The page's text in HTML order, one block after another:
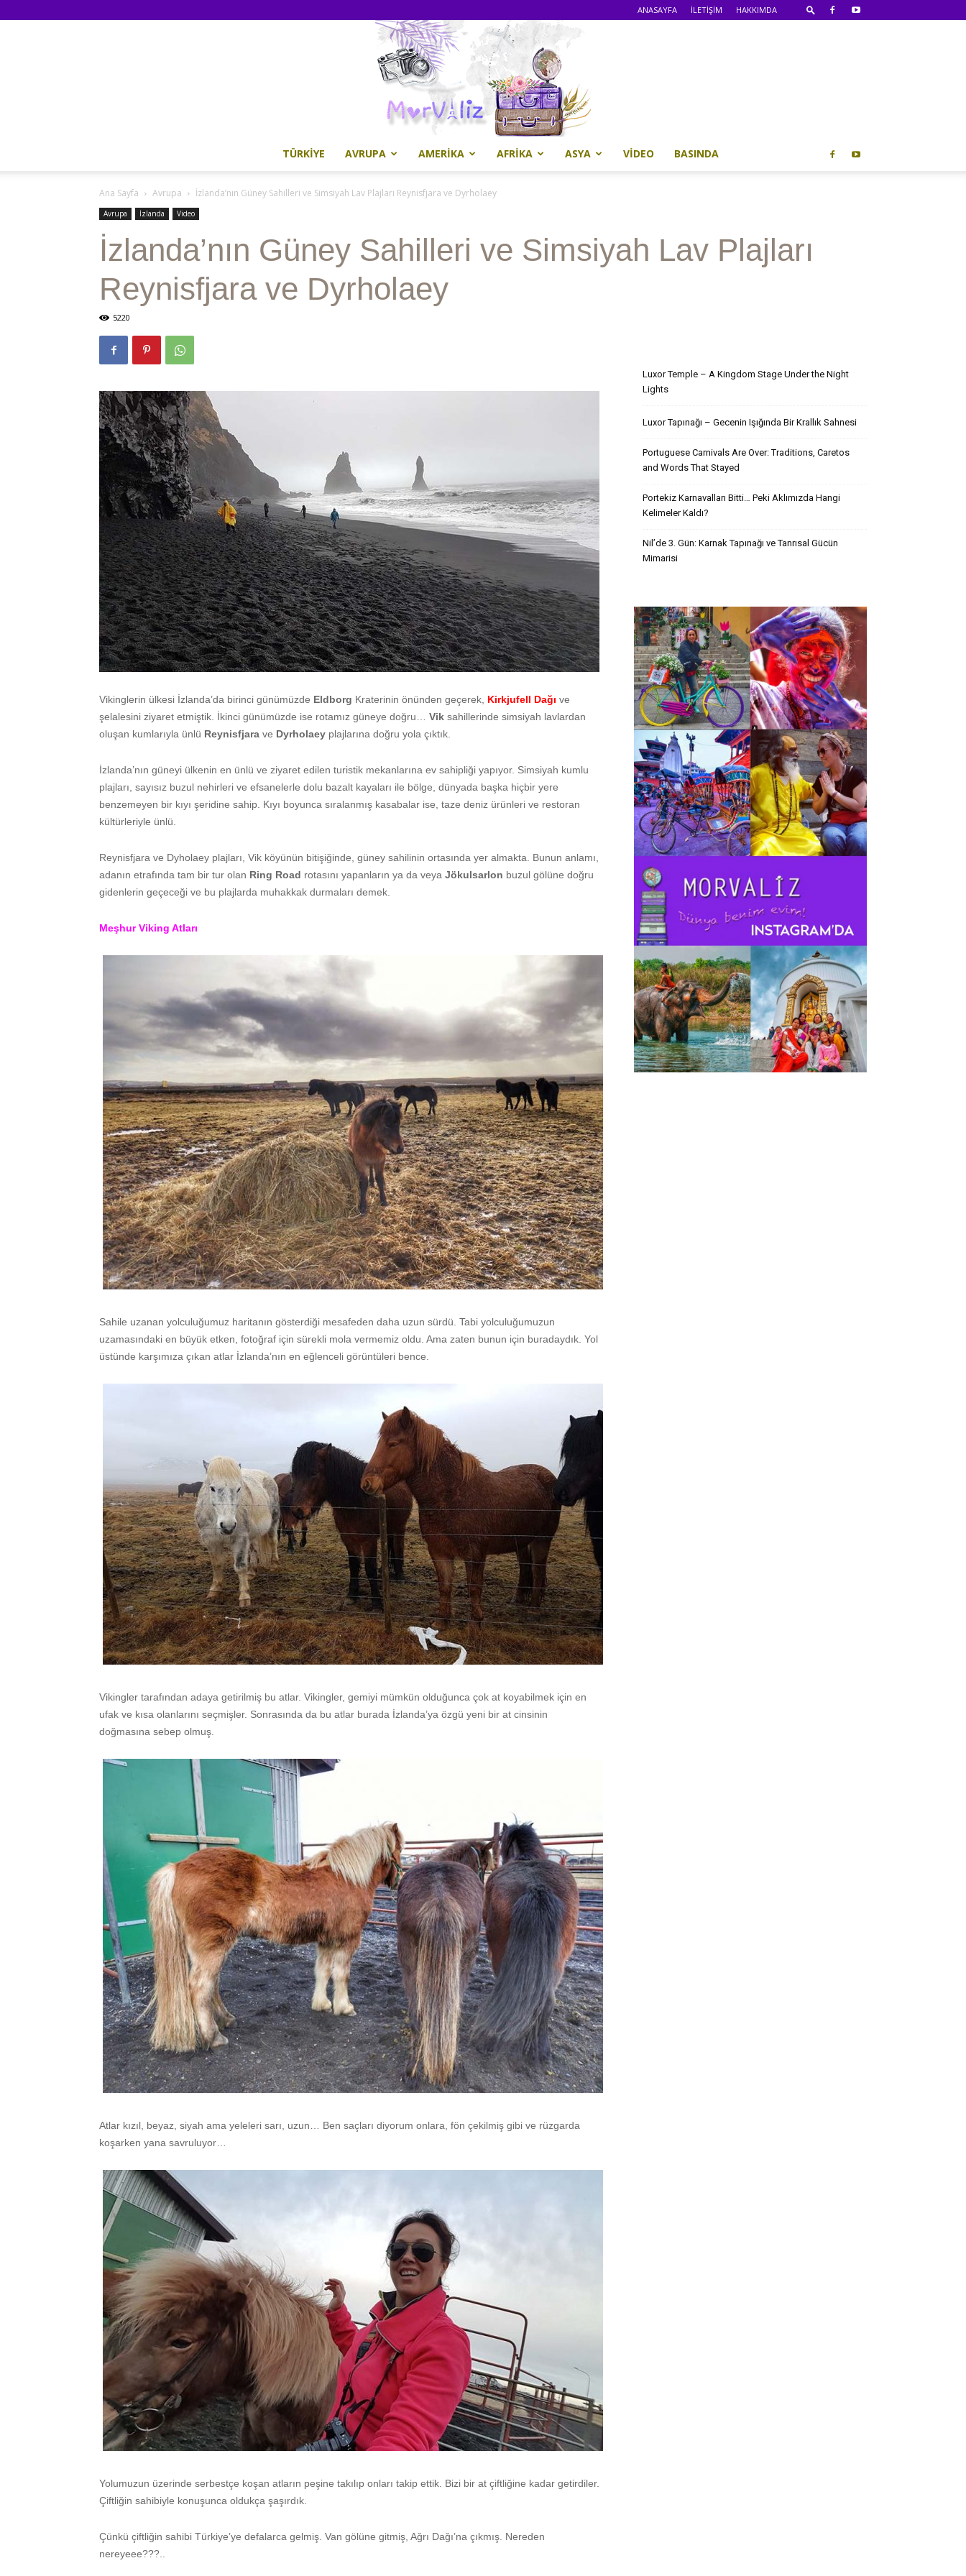
ANASAYFA İLETİŞİM HAKKIMDA
TÜRKIYE AVRUPA AMERIKA AFRIKA ASYA VIDEO BASINDA
Ana Sayfa Avrupa İzlanda’nın Güney Sahilleri ve Simsiyah Lav Plajları Reynisfjara ve Dyrholaey
Avrupa İzlanda Video
İzlanda’nın Güney Sahilleri ve Simsiyah Lav Plajları
Reynisfjara ve Dyrholaey
5220
Vikinglerin ülkesi İzlanda’da birinci günümüzde Eldborg Kraterinin önünden geçerek, Kirkjufell Dağı ve
şelalesini ziyaret etmiştik. İkinci günümüzde ise rotamız güneye doğru… Vik sahillerinde simsiyah lavlardan
oluşan kumlarıyla ünlü Reynisfjara ve Dyrholaey plajlarına doğru yola çıktık.
İzlanda’nın güneyi ülkenin en ünlü ve ziyaret edilen turistik mekanlarına ev sahipliği yapıyor. Simsiyah kumlu
plajları, sayısız buzul nehirleri ve efsanelerle dolu bazalt kayaları ile bölge, dünyada başka hiçbir yere
benzemeyen bir kıyı şeridine sahip. Kıyı boyunca sıralanmış kasabalar ise, taze deniz ürünleri ve restoran
kültürleriyle ünlü.
Reynisfjara ve Dyholaey plajları, Vik köyünün bitişiğinde, güney sahilinin ortasında yer almakta. Bunun anlamı,
adanın etrafında tam bir tur olan Ring Road rotasını yapanların ya da veya Jökulsarlon buzul gölüne doğru
gidenlerin geçeceği ve bu plajlarda muhakkak durmaları demek.
Meşhur Viking Atları
Sahile uzanan yolculuğumuz haritanın gösterdiği mesafeden daha uzun sürdü. Tabi yolculuğumuzun
uzamasındaki en büyük etken, fotoğraf için sürekli mola vermemiz oldu. Ama zaten bunun için buradaydık. Yol
üstünde karşımıza çıkan atlar İzlanda’nın en eğlenceli görüntüleri bence.
Vikingler tarafından adaya getirilmiş bu atlar. Vikingler, gemiyi mümkün olduğunca çok at koyabilmek için en
ufak ve kısa olanlarını seçmişler. Sonrasında da bu atlar burada İzlanda’ya özgü yeni bir at cinsinin
doğmasına sebep olmuş.
Atlar kızıl, beyaz, siyah ama yeleleri sarı, uzun… Ben saçları diyorum onlara, fön çekilmiş gibi ve rüzgarda
koşarken yana savruluyor…
Yolumuzun üzerinde serbestçe koşan atların peşine takılıp onları takip ettik. Bizi bir at çiftliğine kadar getirdiler.
Çiftliğin sahibiyle konuşunca oldukça şaşırdık.
Çünkü çiftliğin sahibi Türkiye’ye defalarca gelmiş. Van gölüne gitmiş, Ağrı Dağı’na çıkmış. Nereden
nereyeee???..
Luxor Temple – A Kingdom Stage Under the Night
Lights
Luxor Tapınağı – Gecenin Işığında Bir Krallık Sahnesi
Portuguese Carnivals Are Over: Traditions, Caretos
and Words That Stayed
Portekiz Karnavalları Bitti… Peki Aklımızda Hangi
Kelimeler Kaldı?
Nil’de 3. Gün: Karnak Tapınağı ve Tanrısal Gücün
Mimarisi